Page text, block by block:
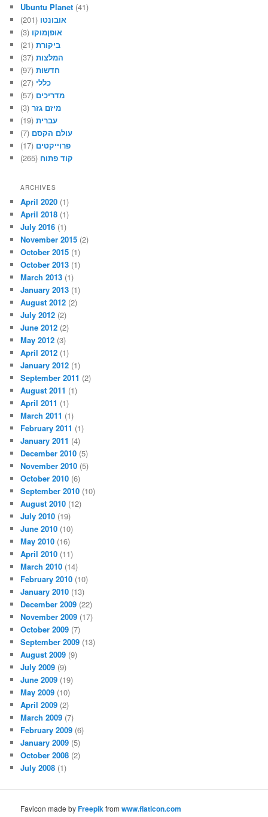
Ubuntu Planet (41)
אובונטו (201)
אופןמוקו (3)
ביקורת(21)
המלצות(37)
חדשות(97)
כללי (27)
מדריכים (57)
מיזם גזר(3)
עברית(19)
עולם הקסם (7)
פרוייקטים (17)
קוד פתוח (265)
ARCHIVES
April 2020 (1)
April 2018 (1)
July 2016 (1)
November 2015 (2)
October 2015 (1)
October 2013 (1)
March 2013 (1)
January 2013 (1)
August 2012 (2)
July 2012 (2)
June 2012 (2)
May 2012 (3)
April 2012 (1)
January 2012 (1)
September 2011 (2)
August 2011 (1)
April 2011 (1)
March 2011 (1)
February 2011 (1)
January 2011 (4)
December 2010 (5)
November 2010 (5)
October 2010 (6)
September 2010 (10)
August 2010 (12)
July 2010 (19)
June 2010 (10)
May 2010 (16)
April 2010 (11)
March 2010 (14)
February 2010 (10)
January 2010 (13)
December 2009 (22)
November 2009 (17)
October 2009 (7)
September 2009 (13)
August 2009 (9)
July 2009 (9)
June 2009 (19)
May 2009 (10)
April 2009 (2)
March 2009 (7)
February 2009 (6)
January 2009 (5)
October 2008 (2)
July 2008 (1)
Favicon made byFreepikfromwww.flaticon.com